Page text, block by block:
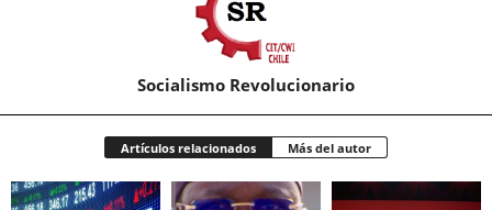
Socialismo Revolucionario
Artículos relacionados Más del autor